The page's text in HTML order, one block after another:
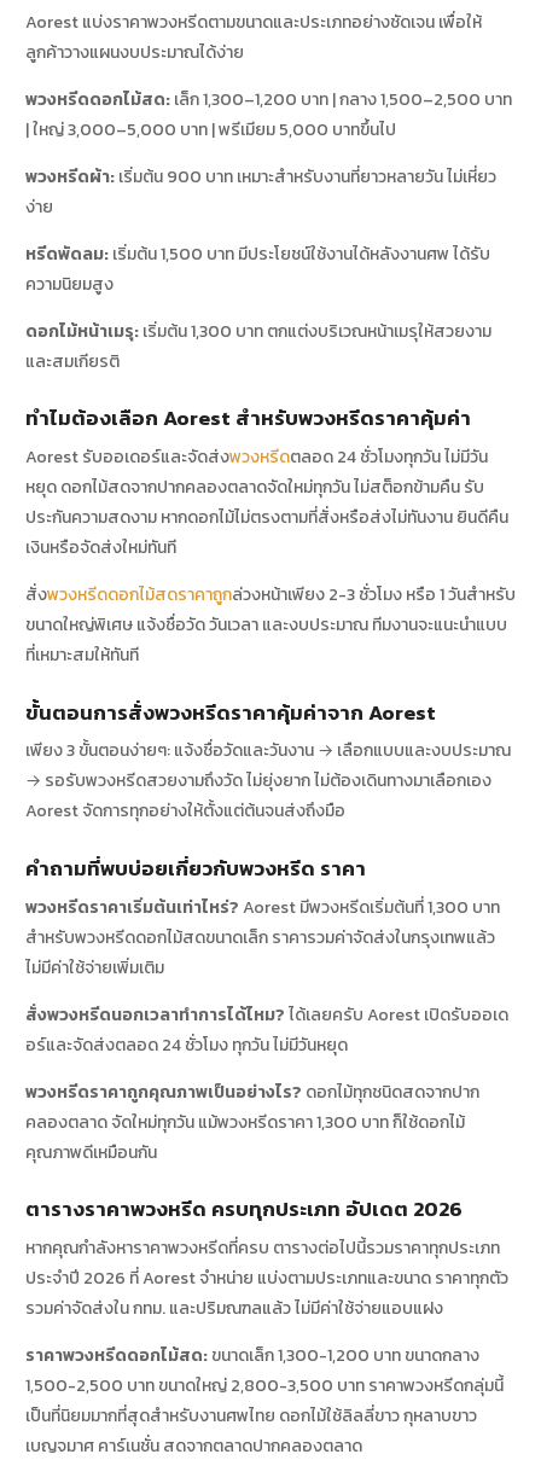
Aorest แบ่งราคาพวงหรีดตามขนาดและประเภทอย่างชัดเจน เพื่อให้
ลูกค้าวางแผนงบประมาณได้ง่าย
พวงหรีดดอกไม้สด:เล็ก 1,300–1,200 บาท | กลาง 1,500–2,500 บาท
| ใหญ่ 3,000–5,000 บาท | พรีเมียม 5,000 บาทขึ้นไป
พวงหรีดผ้า:เริ่มต้น 900 บาท เหมาะสำหรับงานที่ยาวหลายวัน ไม่เหี่ยว
ง่าย
หรีดพัดลม:เริ่มต้น 1,500 บาท มีประโยชน์ใช้งานได้หลังงานศพ ได้รับ
ความนิยมสูง
ดอกไม้หน้าเมรุ:เริ่มต้น 1,300 บาท ตกแต่งบริเวณหน้าเมรุให้สวยงาม
และสมเกียรติ
ทำไมต้องเลือก Aorest สำหรับพวงหรีดราคาคุ้มค่า
Aorest รับออเดอร์และจัดส่งพวงหรีดตลอด 24 ชั่วโมงทุกวัน ไม่มีวัน
หยุด ดอกไม้สดจากปากคลองตลาดจัดใหม่ทุกวัน ไม่สต็อกข้ามคืน รับ
ประกันความสดงาม หากดอกไม้ไม่ตรงตามที่สั่งหรือส่งไม่ทันงาน ยินดีคืน
เงินหรือจัดส่งใหม่ทันที
สั่งพวงหรีดดอกไม้สดราคาถูกล่วงหน้าเพียง 2-3 ชั่วโมง หรือ 1 วันสำหรับ
ขนาดใหญ่พิเศษ แจ้งชื่อวัด วันเวลา และงบประมาณ ทีมงานจะแนะนำแบบ
ที่เหมาะสมให้ทันที
ขั้นตอนการสั่งพวงหรีดราคาคุ้มค่าจาก Aorest
เพียง 3 ขั้นตอนง่ายๆ: แจ้งชื่อวัดและวันงาน → เลือกแบบและงบประมาณ
→ รอรับพวงหรีดสวยงามถึงวัด ไม่ยุ่งยาก ไม่ต้องเดินทางมาเลือกเอง
Aorest จัดการทุกอย่างให้ตั้งแต่ต้นจนส่งถึงมือ
คำถามที่พบบ่อยเกี่ยวกับพวงหรีด ราคา
พวงหรีดราคาเริ่มต้นเท่าไหร่?Aorest มีพวงหรีดเริ่มต้นที่ 1,300 บาท
สำหรับพวงหรีดดอกไม้สดขนาดเล็ก ราคารวมค่าจัดส่งในกรุงเทพแล้ว
ไม่มีค่าใช้จ่ายเพิ่มเติม
สั่งพวงหรีดนอกเวลาทำการได้ไหม?ได้เลยครับ Aorest เปิดรับออเด
อร์และจัดส่งตลอด 24 ชั่วโมง ทุกวัน ไม่มีวันหยุด
พวงหรีดราคาถูกคุณภาพเป็นอย่างไร? ดอกไม้ทุกชนิดสดจากปาก
คลองตลาด จัดใหม่ทุกวัน แม้พวงหรีดราคา 1,300 บาท ก็ใช้ดอกไม้
คุณภาพดีเหมือนกัน
ตารางราคาพวงหรีด ครบทุกประเภท อัปเดต 2026
หากคุณกำลังหาราคาพวงหรีดที่ครบ ตารางต่อไปนี้รวมราคาทุกประเภท
ประจำปี 2026 ที่ Aorest จำหน่าย แบ่งตามประเภทและขนาด ราคาทุกตัว
รวมค่าจัดส่งใน กทม. และปริมณฑลแล้ว ไม่มีค่าใช้จ่ายแอบแฝง
ราคาพวงหรีดดอกไม้สด:ขนาดเล็ก 1,300-1,200 บาท ขนาดกลาง
1,500-2,500 บาท ขนาดใหญ่ 2,800-3,500 บาท ราคาพวงหรีดกลุ่มนี้
เป็นที่นิยมมากที่สุดสำหรับงานศพไทย ดอกไม้ใช้ลิลลี่ขาว กุหลาบขาว
เบญจมาศ คาร์เนชั่น สดจากตลาดปากคลองตลาด